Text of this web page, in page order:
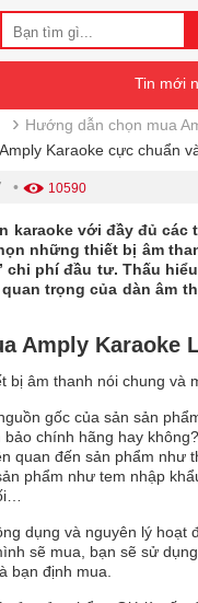
Tin mới
› Hướng dẫn chọn mua
Karaoke cực chuẩn
• 10590
karaoke với đầy đủ
những thiết bị âm
chi phí đầu tư. Thấu
trọng của dàn âm
Amply Karaoke
bị âm thanh nói chung và
gốc của sản sản
chính hãng hay
quan đến sản phẩm như
phẩm như tem nhập
dụng và nguyên lý
sẽ mua, bạn sẽ sử
bạn định mua.